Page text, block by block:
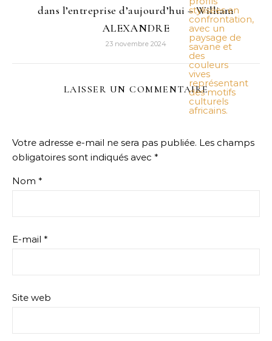
dans l’entreprise d’aujourd’hui – William
ALEXANDRE
23 novembre 2024
LAISSER UN COMMENTAIRE
Votre adresse e-mail ne sera pas publiée. Les champs
obligatoires sont indiqués avec *
Nom *
E-mail *
Site web